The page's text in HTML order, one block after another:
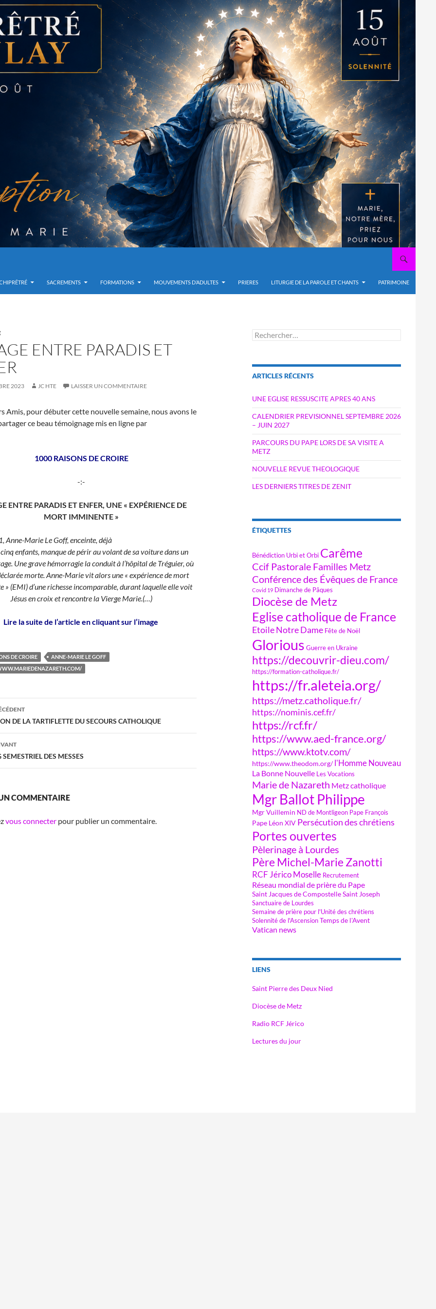
SACREMENTS FORMATIONS MOUVEMENTS D’ADULTES PRIERES LITURGIE DE LA PAROLE ET CHANTS PATRIMOINE
ENTRE PARADIS ET
2023 JC HTE LAISSER UN COMMENTAIRE
Amis, pour débuter cette nouvelle semaine, nous avons le
ce beau témoignage mis en ligne par
1000 RAISONS DE CROIRE
-:-
ENTRE PARADIS ET ENFER, UNE « EXPÉRIENCE DE
MORT IMMINENTE »
Anne-Marie Le Goff, enceinte, déjà
enfants, manque de périr au volant de sa voiture dans un
Une grave hémorragie la conduit à l’hôpital de Tréguier, où
morte. Anne-Marie vit alors une « expérience de mort
» (EMI) d’une richesse incomparable, durant laquelle elle voit
Jésus en croix et rencontre la Vierge Marie.(…)
Lire la suite de l’article en cliquant sur l’image
DE CROIRE
ANNE-MARIE LE GOFF
DE LA TARTIFLETTE DU SECOURS CATHOLIQUE
DES MESSES
COMMENTAIRE
vous connecter pour publier un commentaire.
Rechercher :
ARTICLES RÉCENTS
UNE EGLISE RESSUSCITE APRES 40 ANS
CALENDRIER PREVISIONNEL SEPTEMBRE 2026
– JUIN 2027
PARCOURS DU PAPE LORS DE SA VISITE A
METZ
NOUVELLE REVUE THEOLOGIQUE
LES DERNIERS TITRES DE ZENIT
ÉTIQUETTES
Bénédiction Urbi et Orbi Carême
Ccif Pastorale Familles Metz
Conférence des Évêques de France
Covid 19 Dimanche de Pâques
Diocèse de Metz
Eglise catholique de France
Etoile Notre Dame Fête de Noël
Glorious Guerre en Ukraine
https://decouvrir-dieu.com/
https://formation-catholique.fr/
https://fr.aleteia.org/
https://metz.catholique.fr/
https://nominis.cef.fr/
https://rcf.fr/
https://www.aed-france.org/
https://www.ktotv.com/
https://www.theodom.org/ l'Homme Nouveau
La Bonne Nouvelle Les Vocations
Marie de Nazareth Metz catholique
Mgr Ballot Philippe
Mgr Vuillemin ND de Montligeon Pape François
Pape Léon XIV Persécution des chrétiens
Portes ouvertes
Pèlerinage à Lourdes
Père Michel-Marie Zanotti
RCF Jérico Moselle Recrutement
Réseau mondial de prière du Pape
Saint Jacques de CompostelleSaint Joseph
Sanctuaire de Lourdes
Semaine de prière pour l'Unité des chrétiens
Solennité de l'AscensionTemps de l'Avent
Vatican news
LIENS
Saint Pierre des Deux Nied
Diocèse de Metz
Radio RCF Jérico
Lectures du jour